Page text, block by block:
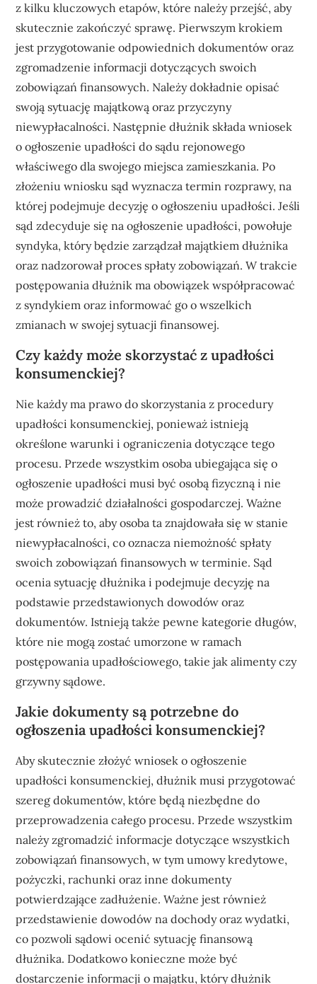
z kilku kluczowych etapów, które należy przejść, aby
skutecznie zakończyć sprawę. Pierwszym krokiem
jest przygotowanie odpowiednich dokumentów oraz
zgromadzenie informacji dotyczących swoich
zobowiązań finansowych. Należy dokładnie opisać
swoją sytuację majątkową oraz przyczyny
niewypłacalności. Następnie dłużnik składa wniosek
o ogłoszenie upadłości do sądu rejonowego
właściwego dla swojego miejsca zamieszkania. Po
złożeniu wniosku sąd wyznacza termin rozprawy, na
której podejmuje decyzję o ogłoszeniu upadłości. Jeśli
sąd zdecyduje się na ogłoszenie upadłości, powołuje
syndyka, który będzie zarządzał majątkiem dłużnika
oraz nadzorował proces spłaty zobowiązań. W trakcie
postępowania dłużnik ma obowiązek współpracować
z syndykiem oraz informować go o wszelkich
zmianach w swojej sytuacji finansowej.
Czy każdy może skorzystać z upadłości
konsumenckiej?
Nie każdy ma prawo do skorzystania z procedury
upadłości konsumenckiej, ponieważ istnieją
określone warunki i ograniczenia dotyczące tego
procesu. Przede wszystkim osoba ubiegająca się o
ogłoszenie upadłości musi być osobą fizyczną i nie
może prowadzić działalności gospodarczej. Ważne
jest również to, aby osoba ta znajdowała się w stanie
niewypłacalności, co oznacza niemożność spłaty
swoich zobowiązań finansowych w terminie. Sąd
ocenia sytuację dłużnika i podejmuje decyzję na
podstawie przedstawionych dowodów oraz
dokumentów. Istnieją także pewne kategorie długów,
które nie mogą zostać umorzone w ramach
postępowania upadłościowego, takie jak alimenty czy
grzywny sądowe.
Jakie dokumenty są potrzebne do
ogłoszenia upadłości konsumenckiej?
Aby skutecznie złożyć wniosek o ogłoszenie
upadłości konsumenckiej, dłużnik musi przygotować
szereg dokumentów, które będą niezbędne do
przeprowadzenia całego procesu. Przede wszystkim
należy zgromadzić informacje dotyczące wszystkich
zobowiązań finansowych, w tym umowy kredytowe,
pożyczki, rachunki oraz inne dokumenty
potwierdzające zadłużenie. Ważne jest również
przedstawienie dowodów na dochody oraz wydatki,
co pozwoli sądowi ocenić sytuację finansową
dłużnika. Dodatkowo konieczne może być
dostarczenie informacji o majątku, który dłużnik